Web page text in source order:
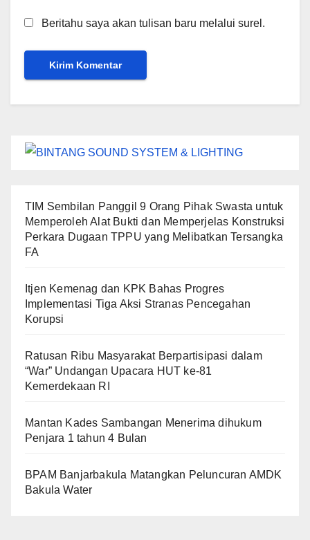
Beritahu saya akan tulisan baru melalui surel.
TIM Sembilan Panggil 9 Orang Pihak Swasta untuk
Memperoleh Alat Bukti dan Memperjelas Konstruksi
Perkara Dugaan TPPU yang Melibatkan Tersangka
FA
Itjen Kemenag dan KPK Bahas Progres
Implementasi Tiga Aksi Stranas Pencegahan
Korupsi
Ratusan Ribu Masyarakat Berpartisipasi dalam
“War” Undangan Upacara HUT ke-81
Kemerdekaan RI
Mantan Kades Sambangan Menerima dihukum
Penjara 1 tahun 4 Bulan
BPAM Banjarbakula Matangkan Peluncuran AMDK
Bakula Water